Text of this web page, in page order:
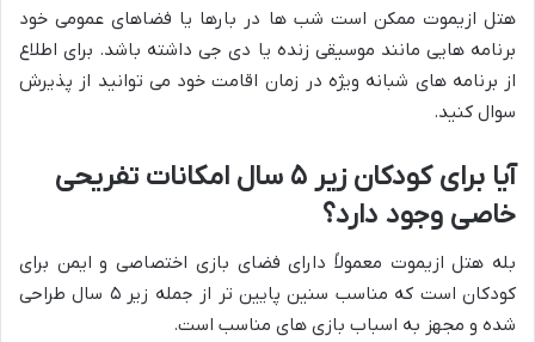
هتل ازیموت ممکن است شب ها در بارها یا فضاهای عمومی خود
برنامه هایی مانند موسیقی زنده یا دی جی داشته باشد. برای اطلاع
از برنامه های شبانه ویژه در زمان اقامت خود می توانید از پذیرش
سوال کنید.
آیا برای کودکان زیر ۵ سال امکانات تفریحی
خاصی وجود دارد؟
بله هتل ازیموت معمولاً دارای فضای بازی اختصاصی و ایمن برای
کودکان است که مناسب سنین پایین تر از جمله زیر ۵ سال طراحی
شده و مجهز به اسباب بازی های مناسب است.